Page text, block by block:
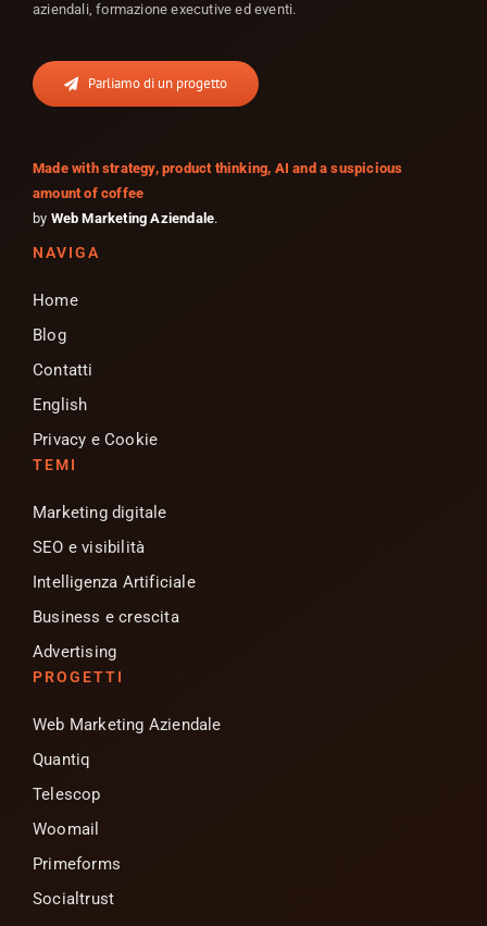
aziendali, formazione executive ed eventi.
Parliamo di un progetto
Made with strategy, product thinking, AI and a suspicious
amount of coffee
by Web Marketing Aziendale.
NAVIGA
Home
Blog
Contatti
English
Privacy e Cookie
TEMI
Marketing digitale
SEO e visibilità
Intelligenza Artificiale
Business e crescita
Advertising
PROGETTI
Web Marketing Aziendale
Quantiq
Telescop
Woomail
Primeforms
Socialtrust